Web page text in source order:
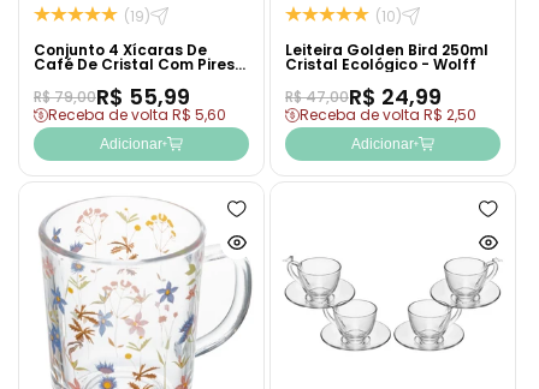
(19)
Conjunto 4 Xícaras De
Café De Cristal Com Pires
R$ 79,00R$ 55,99
Receba de volta R$ 5,60
Adicionar
(10)
Leiteira Golden Bird 250ml
Cristal Ecológico - Wolff
R$ 47,00R$ 24,99
Receba de volta R$ 2,50
Adicionar
Adicionar
à
lista
de
desejos
Ver
produto
rapidamente
à
lista
de
Ver
produto